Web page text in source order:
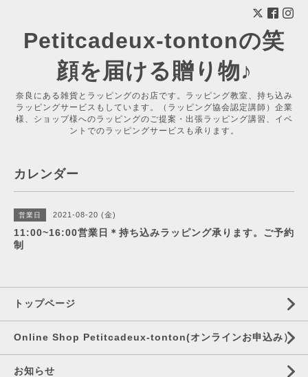
Petitcadeux-tontonの笑
顔を届ける贈り物♪
奈良にある雑貨とラッピングのお店です。ラッピング教室、持ち込み
ラッピングサービスもしています。（ラッピング協会認定講師）企業
様、ショップ様へのラッピングのご提案・出張ラッピング講習、イベ
ントでのラッピングサービスも承ります。
カレンダー
営業日 2021-08-20 (金)
11:00~16:00営業日＊持ち込みラッピング承ります。ご予約
制
トップページ
Online Shop Petitcadeux-tonton(オンラインお申込み）
お知らせ